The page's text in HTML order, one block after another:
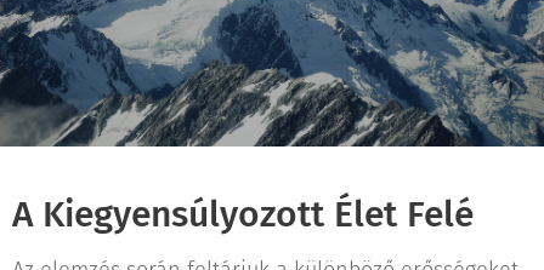
A Kiegyensúlyozott Élet Felé